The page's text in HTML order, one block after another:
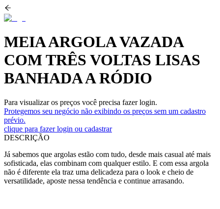
MEIA ARGOLA VAZADA
COM TRÊS VOLTAS LISAS
BANHADA A RÓDIO
Para visualizar os preços você precisa fazer login.
Protegemos seu negócio não exibindo os preços sem um cadastro
prévio.
clique para fazer login ou cadastrar
DESCRIÇÃO
Já sabemos que argolas estão com tudo, desde mais casual até mais
sofisticada, elas combinam com qualquer estilo. E com essa argola
não é diferente ela traz uma delicadeza para o look e cheio de
versatilidade, aposte nessa tendência e continue arrasando.